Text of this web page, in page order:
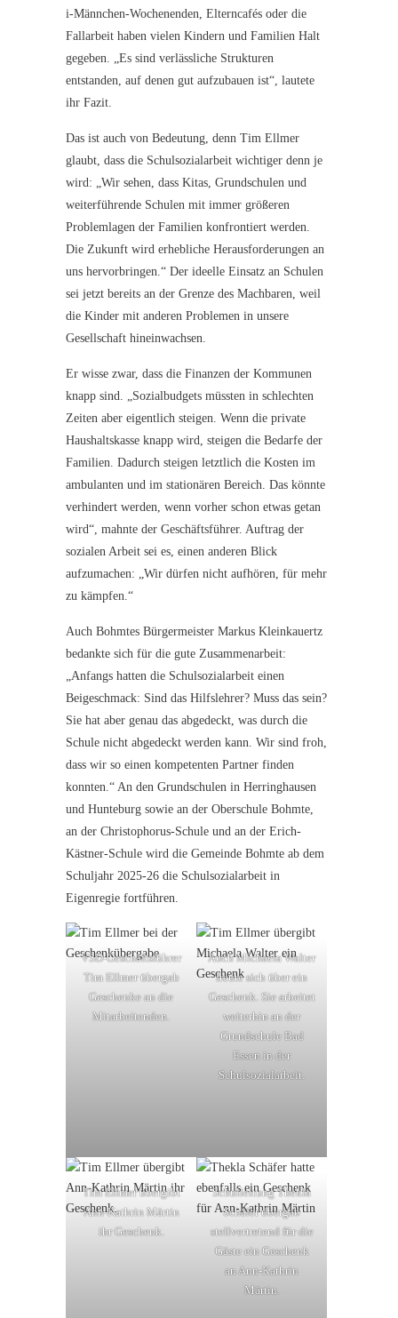
i-Männchen-Wochenenden, Elterncafés oder die
Fallarbeit haben vielen Kindern und Familien Halt
gegeben. „Es sind verlässliche Strukturen
entstanden, auf denen gut aufzubauen ist“, lautete
ihr Fazit.
Das ist auch von Bedeutung, denn Tim Ellmer
glaubt, dass die Schulsozialarbeit wichtiger denn je
wird: „Wir sehen, dass Kitas, Grundschulen und
weiterführende Schulen mit immer größeren
Problemlagen der Familien konfrontiert werden.
Die Zukunft wird erhebliche Herausforderungen an
uns hervorbringen.“ Der ideelle Einsatz an Schulen
sei jetzt bereits an der Grenze des Machbaren, weil
die Kinder mit anderen Problemen in unsere
Gesellschaft hineinwachsen.
Er wisse zwar, dass die Finanzen der Kommunen
knapp sind. „Sozialbudgets müssten in schlechten
Zeiten aber eigentlich steigen. Wenn die private
Haushaltskasse knapp wird, steigen die Bedarfe der
Familien. Dadurch steigen letztlich die Kosten im
ambulanten und im stationären Bereich. Das könnte
verhindert werden, wenn vorher schon etwas getan
wird“, mahnte der Geschäftsführer. Auftrag der
sozialen Arbeit sei es, einen anderen Blick
aufzumachen: „Wir dürfen nicht aufhören, für mehr
zu kämpfen.“
Auch Bohmtes Bürgermeister Markus Kleinkauertz
bedankte sich für die gute Zusammenarbeit:
„Anfangs hatten die Schulsozialarbeit einen
Beigeschmack: Sind das Hilfslehrer? Muss das sein?
Sie hat aber genau das abgedeckt, was durch die
Schule nicht abgedeckt werden kann. Wir sind froh,
dass wir so einen kompetenten Partner finden
konnten.“ An den Grundschulen in Herringhausen
und Hunteburg sowie an der Oberschule Bohmte,
an der Christophorus-Schule und an der Erich-
Kästner-Schule wird die Gemeinde Bohmte ab dem
Schuljahr 2025-26 die Schulsozialarbeit in
Eigenregie fortführen.
VSD-Geschäftsführer
Tim Ellmer übergab
Geschenke an die
Mitarbeitenden.
Auch Michaela Walter
freute sich über ein
Geschenk. Sie arbeitet
weiterhin an der
Grundschule Bad
Essen in der
Schulsozialarbeit.
Tim Ellmer übergibt
Ann-Kathrin Märtin
ihr Geschenk.
Schulleitung Thekla
Schäfer übergab
stellvertretend für die
Gäste ein Geschenk
an Ann-Kathrin
Märtin.